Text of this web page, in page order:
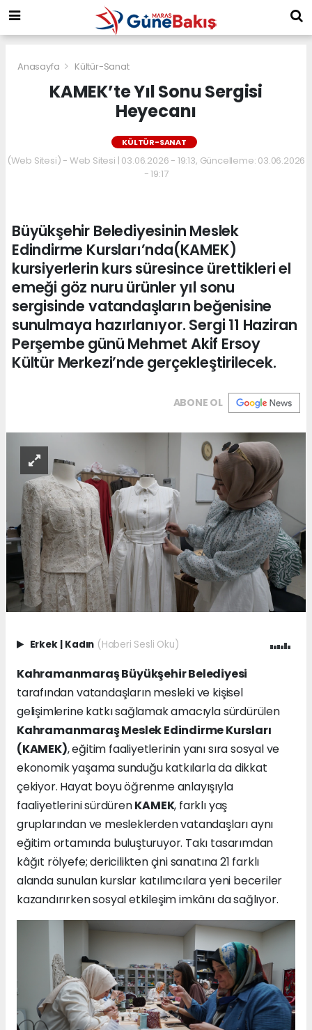
Anasayfa Kültür-Sanat
KAMEK’te Yıl Sonu Sergisi
Heyecanı
KÜLTÜR-SANAT
(Web Sitesi) - Web Sitesi | 03.06.2026 - 19:13, Güncelleme: 03.06.2026
- 19:17
Büyükşehir Belediyesinin Meslek
Edindirme Kursları’nda(KAMEK)
kursiyerlerin kurs süresince ürettikleri el
emeği göz nuru ürünler yıl sonu
sergisinde vatandaşların beğenisine
sunulmaya hazırlanıyor. Sergi 11 Haziran
Perşembe günü Mehmet Akif Ersoy
Kültür Merkezi’nde gerçekleştirilecek.
ABONE OL
Erkek | Kadın (Haberi Sesli Oku)
Kahramanmaraş Büyükşehir Belediyesi
tarafından vatandaşların mesleki ve kişisel
gelişimlerine katkı sağlamak amacıyla sürdürülen
Kahramanmaraş Meslek Edindirme Kursları
(KAMEK), eğitim faaliyetlerinin yanı sıra sosyal ve
ekonomik yaşama sunduğu katkılarla da dikkat
çekiyor. Hayat boyu öğrenme anlayışıyla
faaliyetlerini sürdürenKAMEK, farklı yaş
gruplarından ve mesleklerden vatandaşları aynı
eğitim ortamında buluşturuyor. Takı tasarımdan
kâğıt rölyefe; dericilikten çini sanatına 21 farklı
alanda sunulan kurslar katılımcılara yeni beceriler
kazandırırken sosyal etkileşim imkânı da sağlıyor.